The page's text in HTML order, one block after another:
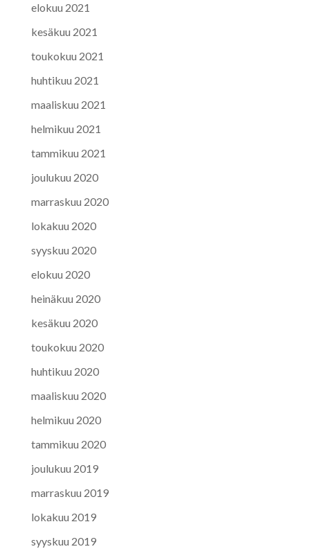
elokuu 2021
kesäkuu 2021
toukokuu 2021
huhtikuu 2021
maaliskuu 2021
helmikuu 2021
tammikuu 2021
joulukuu 2020
marraskuu 2020
lokakuu 2020
syyskuu 2020
elokuu 2020
heinäkuu 2020
kesäkuu 2020
toukokuu 2020
huhtikuu 2020
maaliskuu 2020
helmikuu 2020
tammikuu 2020
joulukuu 2019
marraskuu 2019
lokakuu 2019
syyskuu 2019